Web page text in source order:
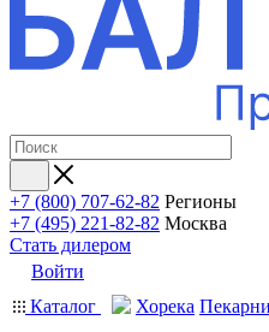
+7 (800) 707-62-82 Регионы
+7 (495) 221-82-82 Москва
Стать дилером
Войти
Каталог
Хорека Пекарни